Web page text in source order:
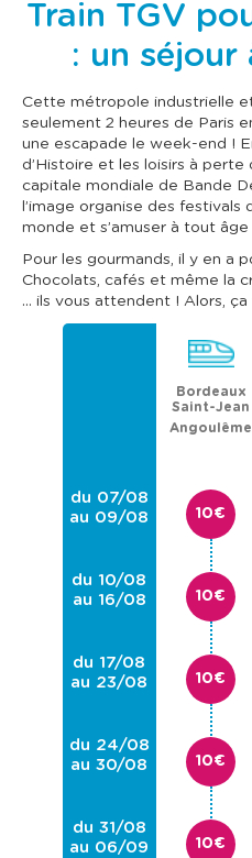
Train TGV
: un séjour
Cette métropole industrielle
seulement 2 heures de Paris
une escapade le week-end !
d’Histoire et les loisirs à
capitale mondiale de Bande
l’image organise des
monde et s’amuser à tout
Pour les gourmands, il y en a
Chocolats, cafés et même la
… ils vous attendent ! Alors, ça
du 07/08
au 09/08
du 10/08
au 16/08
du 17/08
au 23/08
du 24/08
au 30/08
du 31/08
au 06/09
Bordeaux
Saint-Jean
Angoulême
10€
10€
10€
10€
10€